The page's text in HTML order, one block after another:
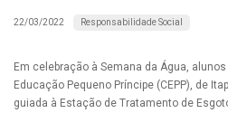
22/03/2022 Responsabilidade Social
Em celebração à Semana da Água,
Educação Pequeno Príncipe (CEPP), de
guiada à Estação de Tratamento de